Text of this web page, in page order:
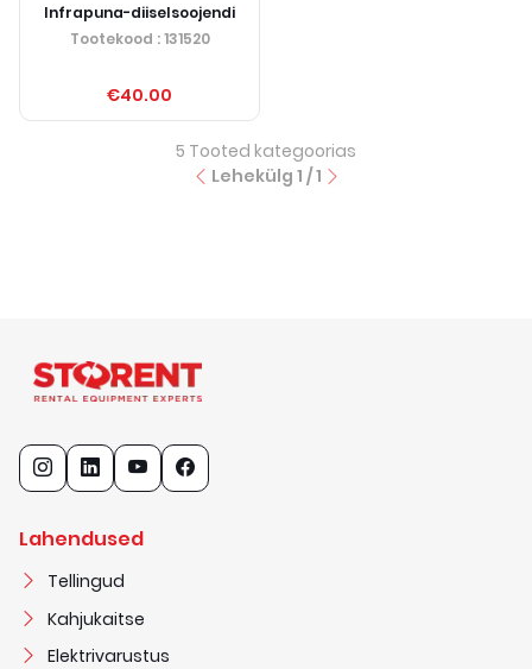
Infrapuna-diiselsoojendi
Tootekood : 131520
€40.00
5 Tooted kategoorias
Lehekülg 1 /1
Lahendused
Tellingud
Kahjukaitse
Elektrivarustus